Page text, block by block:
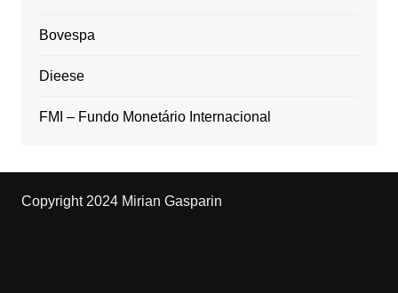
Bovespa
Dieese
FMI – Fundo Monetário Internacional
Copyright 2024 Mirian Gasparin